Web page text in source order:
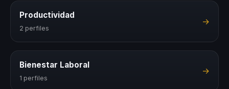
Productividad
2 perfiles
→
Bienestar Laboral
1 perfiles
→